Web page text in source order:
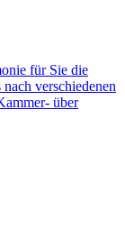
für Sie die
verschiedenen
über